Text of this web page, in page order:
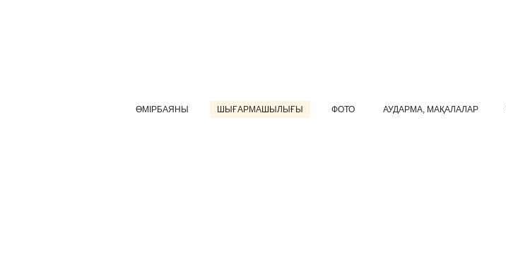
ӨМІРБАЯНЫ ШЫҒАРМАШЫЛЫҒЫ ФОТО АУДАРМА, МАҚАЛАЛАР